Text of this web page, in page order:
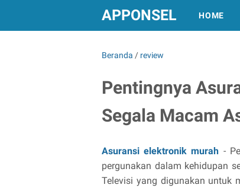
APPONSEL HOME
Beranda / review
Pentingnya
Segala Macam
Asuransi elektronik murah -
pergunakan dalam kehidupan
Televisi yang digunakan untuk